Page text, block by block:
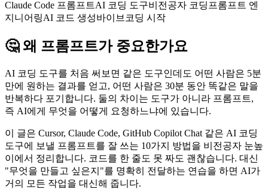
Claude Code 프롬프트AI 코딩 도구비전공자 코딩 프롬프트 엔
지니어링AI 코드 생성바이브코딩 시작
🤔 왜 프롬프트가 중요한가요
AI 코딩 도구를 처음 써보면 같은 도구인데도 어떤 사람은 5분
만에 원하는 결과를 얻고, 어떤 사람은 30분 동안 똑같은 말을
반복하다 포기합니다. 둘의 차이는 도구가 아니라 프롬프트,
즉 AI에게 무엇을 어떻게 요청하느냐에 있습니다.
이 글은 Cursor, Claude Code, GitHub Copilot Chat 같은 AI 코딩
도구에 보낼 프롬프트를 잘 쓰는 10가지 방법을 비전공자 눈높
이에서 정리합니다. 코드를 한 줄도 못 짜도 괜찮습니다. 대신
"무엇을 만들고 싶은지"를 명확히 전달하는 연습을 하면 AI가
거의 모든 작업을 대신해 줍니다.